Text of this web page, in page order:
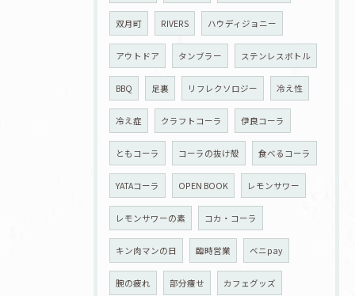
双月町 RIVERS ハウディジョニー
アウトドア タンブラー ステンレスボトル
BBQ 足裏 リフレクソロジー 冷え性
冷え症 クラフトコーラ 伊良コーラ
ともコーラ コーラの抜け殻 食べるコーラ
YATAコーラ OPEN BOOK レモンサワー
レモンサワーの素 コカ・コーラ
キン肉マンの日 臨時営業 ベニpay
腕の疲れ 部分痩せ カフェグッズ